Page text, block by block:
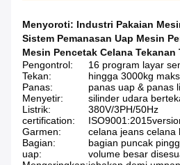
Menyoroti: Industri Pakaian
Sistem Pemanasan Uap Mesin
Mesin Pencetak Celana Tekanan
Pengontrol:
16 program layar
Tekan:
hingga 3000kg
Panas:
panas uap & panas
Menyetir:
silinder udara
Listrik:
380V/3PH/50Hz
certification:
Garmen:
celana jeans celana
Bagian:
bagian puncak
uap:
volume besar